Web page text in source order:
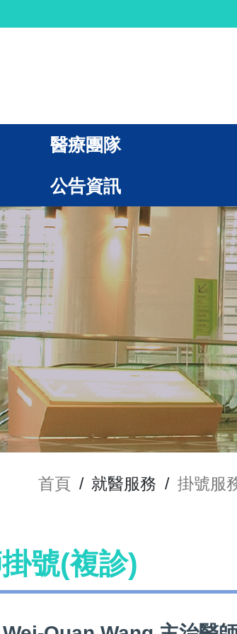
醫療團隊
公告資訊
首頁 / 就醫服務 / 掛號服
號(複診)